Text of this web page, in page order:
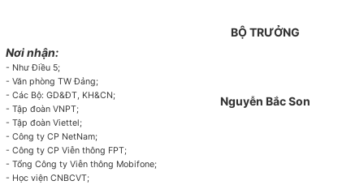
Nơi nhận:
- Như Điều 5;
- Văn phòng TW Đảng;
- Các Bộ: GD&ĐT, KH&CN;
- Tập đoàn VNPT;
- Tập đoàn Viettel;
- Công ty CP NetNam;
- Công ty CP Viễn thông FPT;
- Tổng Công ty Viễn thông Mobifone;
- Học viện CNBCVT;
BỘ TRƯỞNG
Nguyễn Bắc Son